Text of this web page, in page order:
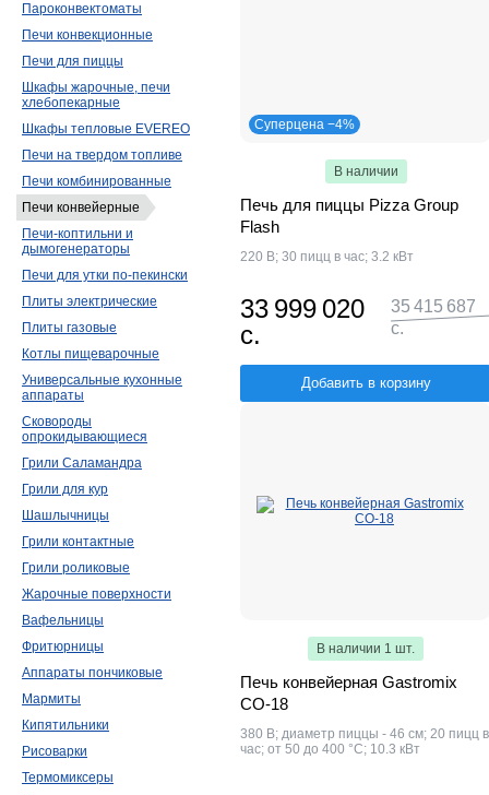
Суперцена −4%
В наличии
Печь для пиццы Pizza Group
Flash
220 В; 30 пицц в час; 3.2 кВт
33 999 020
с.
35 415 687
с.
Добавить в корзину
В наличии 1 шт.
Печь конвейерная Gastromix
CO-18
380 В; диаметр пиццы - 46 см; 20 пицц в
час; от 50 до 400 °С; 10.3 кВт
Пароконвектоматы
Печи конвекционные
Печи для пиццы
Шкафы жарочные, печи
хлебопекарные
Шкафы тепловые EVEREO
Печи на твердом топливе
Печи комбинированные
Печи конвейерные
Печи-коптильни и
дымогенераторы
Печи для утки по-пекински
Плиты электрические
Плиты газовые
Котлы пищеварочные
Универсальные кухонные
аппараты
Сковороды
опрокидывающиеся
Грили Саламандра
Грили для кур
Шашлычницы
Грили контактные
Грили роликовые
Жарочные поверхности
Вафельницы
Фритюрницы
Аппараты пончиковые
Мармиты
Кипятильники
Рисоварки
Термомиксеры